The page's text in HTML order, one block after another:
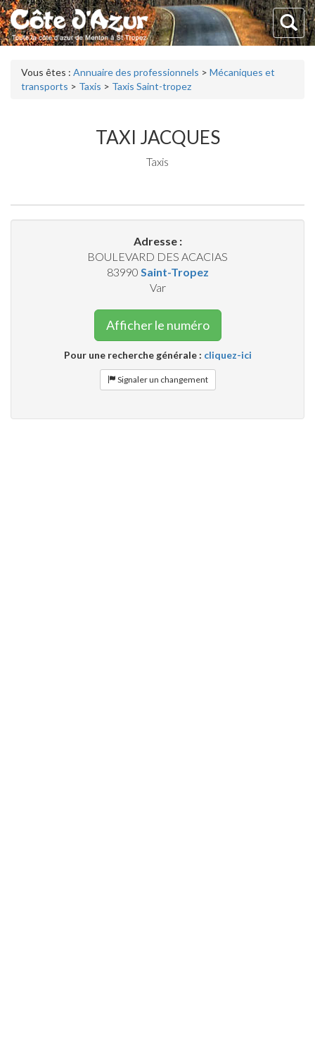
Vous êtes : Annuaire des professionnels > Mécaniques et
transports > Taxis > Taxis Saint-tropez
TAXI JACQUES
Taxis
Adresse :
BOULEVARD DES ACACIAS
83990 Saint-Tropez
Var
Afficher le numéro
Pour une recherche générale : cliquez-ici
Signaler un changement